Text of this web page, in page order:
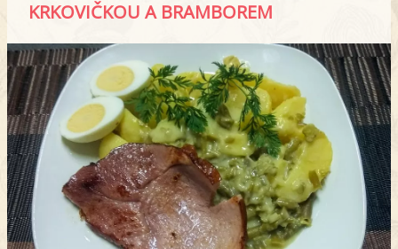
KRKOVIČKOU A BRAMBOREM